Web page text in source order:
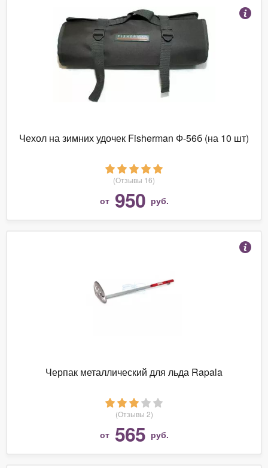
Чехол на зимних удочек Fisherman Ф-56б (на 10 шт)
(Отзывы 16)
от 950 руб.
Черпак металлический для льда Rapala
(Отзывы 2)
от 565 руб.